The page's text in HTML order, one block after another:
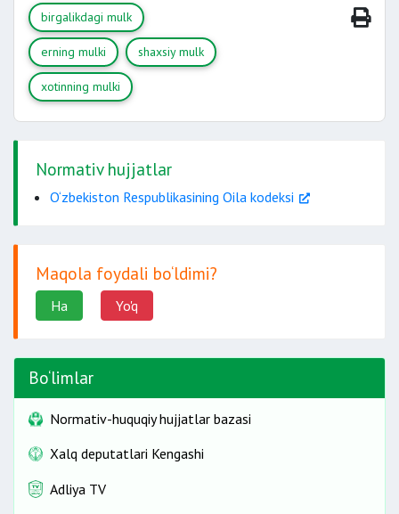
birgalikdagi mulk
erning mulki shaxsiy mulk
xotinning mulki
Normativ hujjatlar
O‘zbekiston Respublikasining Oila kodeksi
Maqola foydali bo‘ldimi?
Ha Yo'q
Bo‘limlar
Normativ-huquqiy hujjatlar bazasi
Xalq deputatlari Kengashi
Adliya TV